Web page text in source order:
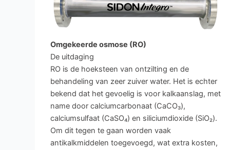
Omgekeerde osmose (RO)
De uitdaging
RO is de hoeksteen van ontzilting en de
behandeling van zeer zuiver water. Het is echter
bekend dat het gevoelig is voor kalkaanslag, met
name door calciumcarbonaat (CaCO₃),
calciumsulfaat (CaSO₄) en siliciumdioxide (SiO₂).
Om dit tegen te gaan worden vaak
antikalkmiddelen toegevoegd, wat extra kosten,